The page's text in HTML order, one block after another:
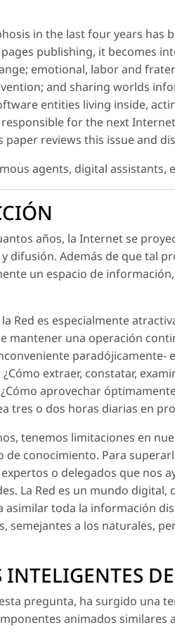
in the last four years has
publishing, it becomes
emotional, labor and
and sharing worlds
entities living inside,
for the next
paper reviews this issue and
agents, digital assistants,
años, la Internet se
difusión. Además de que tal
un espacio de
Red es especialmente
mantener una operación
paradójicamente-
extraer, constatar,
aprovechar
tres o dos horas diarias en
tenemos limitaciones en
de conocimiento. Para
o delegados que nos
La Red es un mundo
asimilar toda la información
semejantes a los naturales,
INTELIGENTES
pregunta, ha surgido una
animados similares